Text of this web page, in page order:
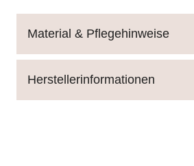
Material & Pflegehinweise
Herstellerinformationen